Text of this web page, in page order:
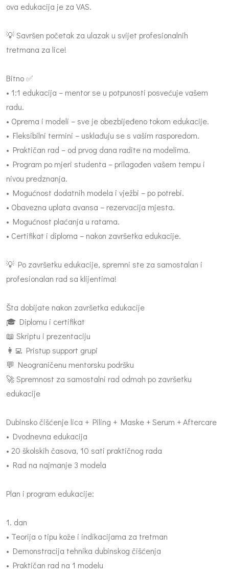
ova edukacija je za VAS.
💡 Savršen početak za ulazak u svijet profesionalnih
tretmana za lice!
Bitno ✅
• 1:1 edukacija – mentor se u potpunosti posvećuje vašem
radu.
• Oprema i modeli – sve je obezbijeđeno tokom edukacije.
• Fleksibilni termini – usklađuju se s vašim rasporedom.
• Praktičan rad – od prvog dana radite na modelima.
• Program po mjeri studenta – prilagođen vašem tempu i
nivou predznanja.
• Mogućnost dodatnih modela i vježbi – po potrebi.
• Obavezna uplata avansa – rezervacija mjesta.
• Mogućnost plaćanja u ratama.
• Certifikat i diploma – nakon završetka edukacije.
💡 Po završetku edukacije, spremni ste za samostalan i
profesionalan rad sa klijentima!
Šta dobijate nakon završetka edukacije
🎓 Diplomu i certifikat
📖 Skriptu i prezentaciju
👩‍💻 Pristup support grupi
💬 Neograničenu mentorsku podršku
🚀 Spremnost za samostalni rad odmah po završetku
edukacije
Dubinsko čišćenje lica + Piling + Maske + Serum + Aftercare
• Dvodnevna edukacija
• 20 školskih časova, 10 sati praktičnog rada
• Rad na najmanje 3 modela
Plan i program edukacije:
1. dan
• Teorija o tipu kože i indikacijama za tretman
• Demonstracija tehnika dubinskog čišćenja
• Praktičan rad na 1 modelu